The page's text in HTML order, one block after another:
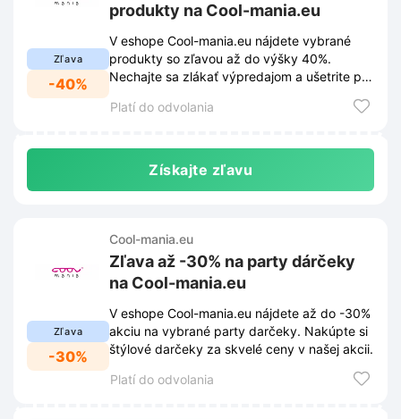
Zľava
-40%
produkty na Cool-mania.eu
V eshope Cool-mania.eu nájdete vybrané
produkty so zľavou až do výšky 40%.
Nechajte sa zlákať výpredajom a ušetrite pri
Platí do odvolania
Získajte zľavu
Zľava
-30%
Cool-mania.eu
Zľava až -30% na party dárčeky
na Cool-mania.eu
V eshope Cool-mania.eu nájdete až do -30%
akciu na vybrané party darčeky. Nakúpte si
štýlové darčeky za skvelé ceny v našej akcii.
Platí do odvolania